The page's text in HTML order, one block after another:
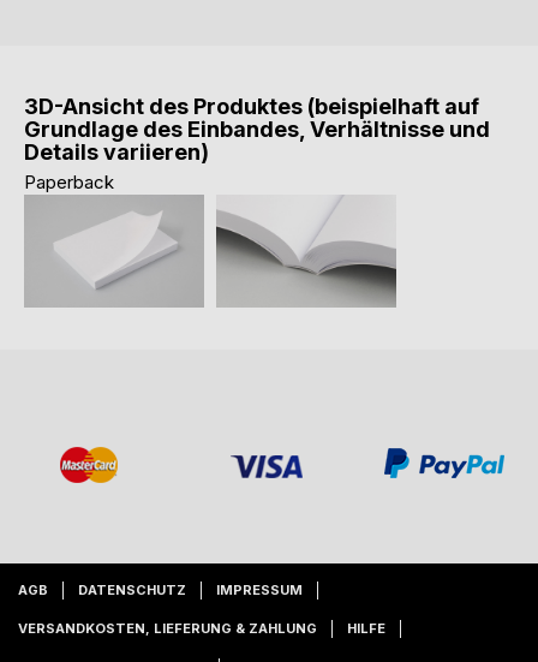
3D-Ansicht des Produktes (beispielhaft auf
Grundlage des Einbandes, Verhältnisse und
Details variieren)
Paperback
AGB DATENSCHUTZ IMPRESSUM
VERSANDKOSTEN, LIEFERUNG & ZAHLUNG HILFE